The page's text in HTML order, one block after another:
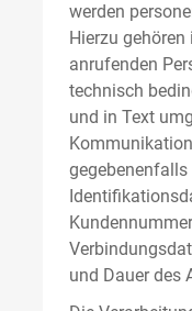
werden
Hierzu
anrufenden
technisch
und in Text
gegebenenfalls
und Dauer des